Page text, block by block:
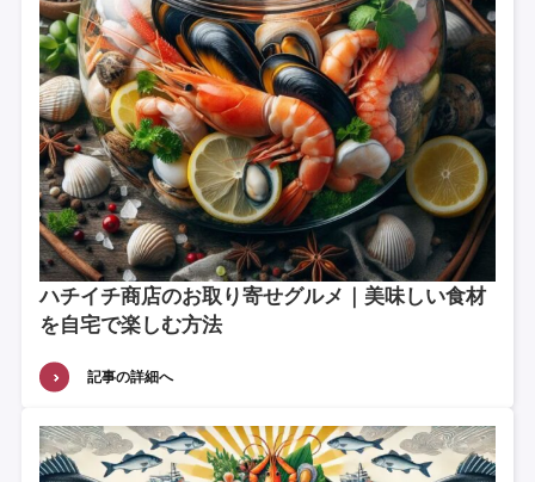
ハチイチ商店のお取り寄せグルメ｜美味しい食材
を自宅で楽しむ方法
記事の詳細へ